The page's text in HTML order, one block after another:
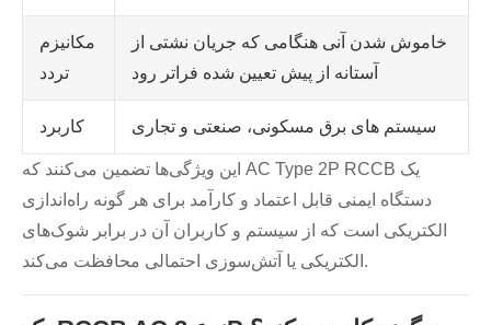
مکانیزم
تردد
خاموش شدن آنی هنگامی که جریان نشتی از
آستانه از پیش تعیین شده فراتر رود
کاربرد سیستم های برق مسکونی، صنعتی و تجاری
این ویژگی‌ها تضمین می‌کنند که AC Type 2P RCCB یک
دستگاه ایمنی قابل اعتماد و کارآمد برای هر گونه راه‌اندازی
الکتریکی است که از سیستم و کاربران آن در برابر شوک‌های
الکتریکی یا آتش‌سوزی احتمالی محافظت می‌کند.